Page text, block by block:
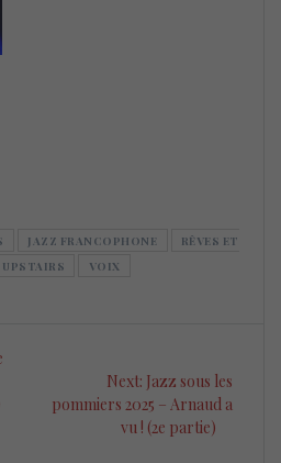
JAZZ FRANCOPHONE
RÊVES ET
UPSTAIRS VOIX
Next: Next
post:
Jazz sous les
pommiers 2025 – Arnaud a
vu ! (2e partie)